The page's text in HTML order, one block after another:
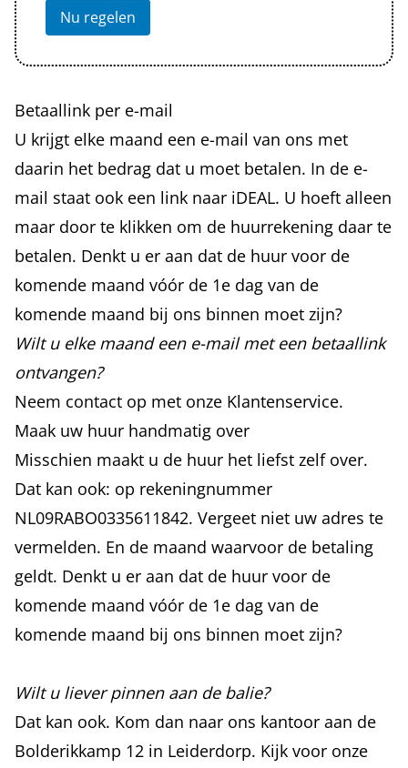
Nu regelen
Betaallink per e-mail
U krijgt elke maand een e-mail van ons met
daarin het bedrag dat u moet betalen. In de e-
mail staat ook een link naar iDEAL. U hoeft alleen
maar door te klikken om de huurrekening daar te
betalen. Denkt u er aan dat de huur voor de
komende maand vóór de 1e dag van de
komende maand bij ons binnen moet zijn?
Wilt u elke maand een e-mail met een betaallink
ontvangen?
Neem contact op met onze Klantenservice.
Maak uw huur handmatig over
Misschien maakt u de huur het liefst zelf over.
Dat kan ook: op rekeningnummer
NL09RABO0335611842. Vergeet niet uw adres te
vermelden. En de maand waarvoor de betaling
geldt. Denkt u er aan dat de huur voor de
komende maand vóór de 1e dag van de
komende maand bij ons binnen moet zijn?
Wilt u liever pinnen aan de balie?
Dat kan ook. Kom dan naar ons kantoor aan de
Bolderikkamp 12 in Leiderdorp. Kijk voor onze